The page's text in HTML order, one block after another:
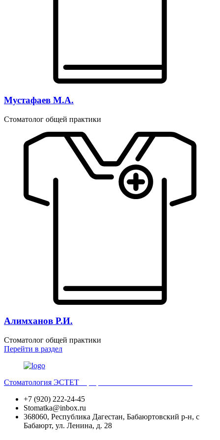
Мустафаев М.А.
Стоматолог общей практики
Алимханов Р.И.
Стоматолог общей практики
Перейти в раздел
Стоматология ЭСТЕТ
+7 (920) 222-24-45
Stomatka@inbox.ru
368060, Республика Дагестан, Бабаюртовский р-н, с
Бабаюрт, ул. Ленина, д. 28